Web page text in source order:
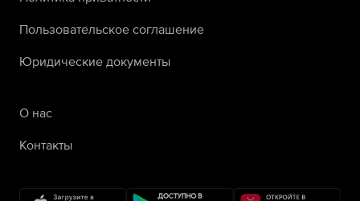
Пользовательское соглашение
Юридические документы
О нас
Контакты